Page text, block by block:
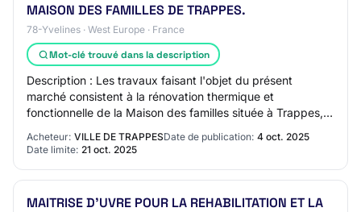
MAISON DES FAMILLES DE TRAPPES.
78-Yvelines · West Europe · France
Mot-clé trouvé dans la description
Description : Les travaux faisant l'objet du présent
marché consistent à la rénovation thermique et
fonctionnelle de la Maison des familles située à Trappes,
Acheteur: VILLE DE TRAPPESDate de publication: 4 oct. 2025
Date limite: 21 oct. 2025
MAITRISE D'UVRE POUR LA REHABILITATION ET LA